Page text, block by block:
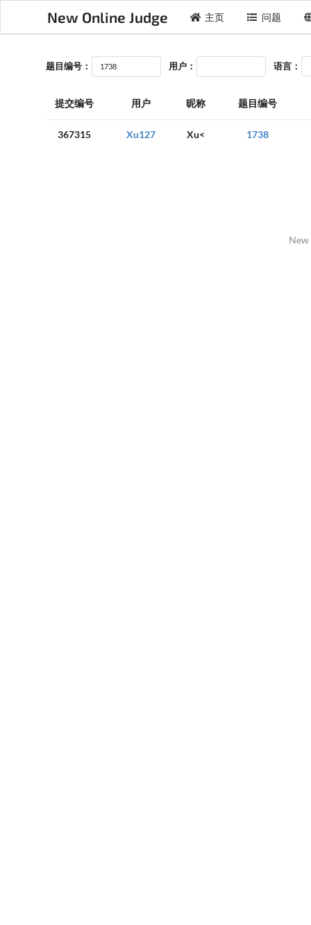
New Online Judge 主页 问题
题目编号： 用户： 语言：
提交编号 用户 昵称 题目编号
367315 Xu127 Xu< 1738